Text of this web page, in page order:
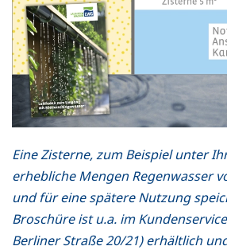
Eine Zisterne, zum Beispiel unter
erhebliche Mengen Regenwasser
und für eine spätere Nutzung
Broschüre ist u.a. im
Berliner Straße 20/21) erhältlich